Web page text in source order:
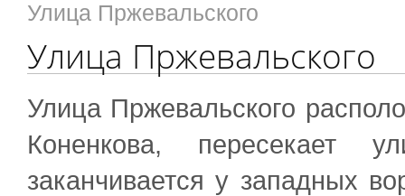
Улица Пржевальского
Улица Пржевальского
​Улица Пржевальского
Коненкова, пересекает
заканчивается у западных